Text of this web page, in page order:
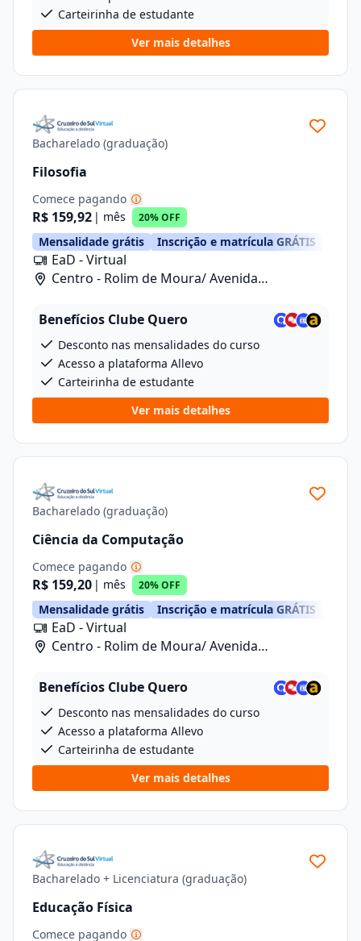
Carteirinha de estudante
Ver mais detalhes
Bacharelado (graduação)
Filosofia
Comece pagando
R$ 159,92 | mês 20% OFF
Mensalidade grátis Inscrição e matrícula GRÁTIS
EaD - Virtual
Centro - Rolim de Moura/ Avenida
Benefícios Clube Quero
Desconto nas mensalidades do curso
Acesso a plataforma Allevo
Carteirinha de estudante
Ver mais detalhes
Bacharelado (graduação)
Ciência da Computação
Comece pagando
R$ 159,20 | mês 20% OFF
Mensalidade grátis Inscrição e matrícula GRÁTIS
EaD - Virtual
Centro - Rolim de Moura/ Avenida
Benefícios Clube Quero
Desconto nas mensalidades do curso
Acesso a plataforma Allevo
Carteirinha de estudante
Ver mais detalhes
Bacharelado + Licenciatura (graduação)
Educação Física
Comece pagando